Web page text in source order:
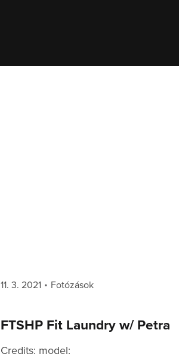
Posted
11. 3. 2021 Categories
Fotózások
FTSHP Fit Laundry w/ Petra
Credits: model: